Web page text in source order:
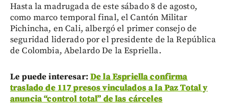
Hasta la madrugada de este sábado 8 de agosto,
como marco temporal final, el Cantón Militar
Pichincha, en Cali, albergó el primer consejo de
seguridad liderado por el presidente de la República
de Colombia, Abelardo De la Espriella.
Le puede interesar: De la Espriella confirma
traslado de 117 presos vinculados a la Paz Total y
anuncia “control total” de las cárceles